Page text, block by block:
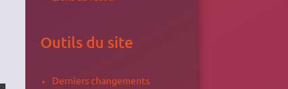
Outils du site
Derniers changements